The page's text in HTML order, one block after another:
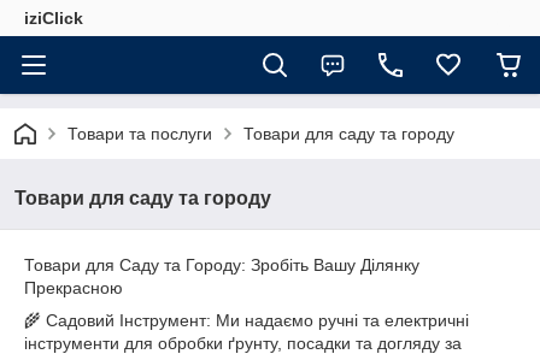
iziClick
Товари та послуги Товари для саду та городу
Товари для саду та городу
Товари для Саду та Городу: Зробіть Вашу Ділянку
Прекрасною
🌾 Садовий Інструмент: Ми надаємо ручні та електричні
інструменти для обробки ґрунту, посадки та догляду за